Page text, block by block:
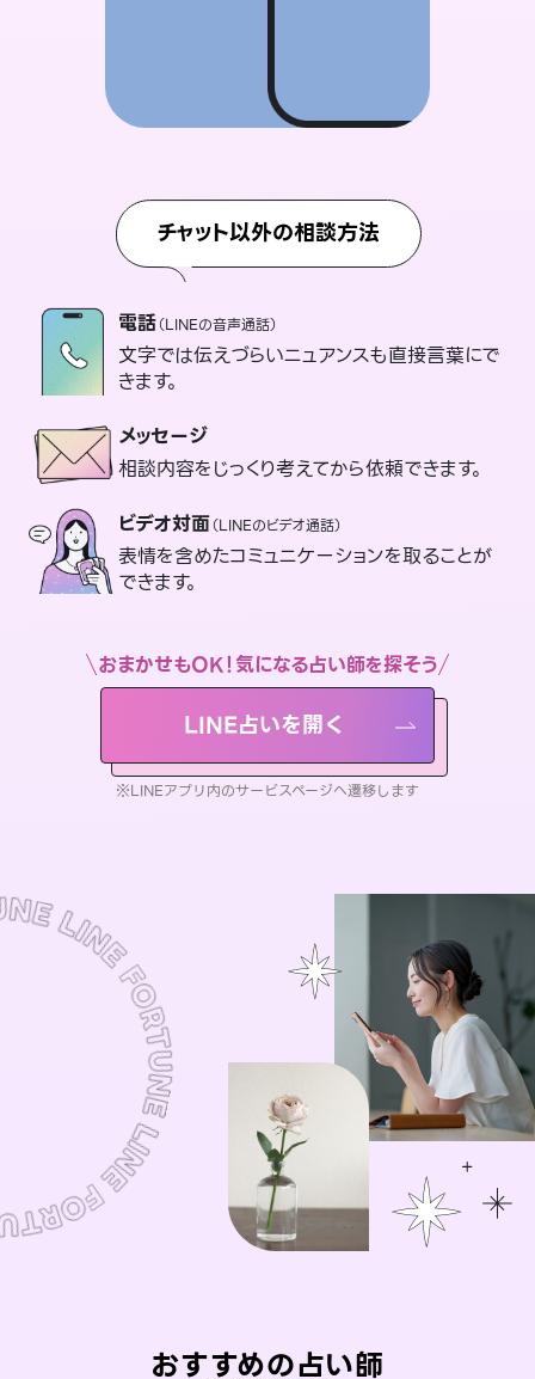
チャット以外の相談方法
電話（LINEの音声通話）
文字では伝えづらいニュアンスも直接言葉にで
きます。
メッセージ
相談内容をじっくり考えてから依頼できます。
ビデオ対面（LINEのビデオ通話）
表情を含めたコミュニケーションを取ることが
できます。
おまかせもOK！気になる占い師を探そう
LINE占いを開く
※LINEアプリ内のサービスページへ遷移します
おすすめの占い師